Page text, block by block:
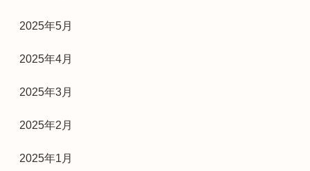
2025年5月
2025年4月
2025年3月
2025年2月
2025年1月